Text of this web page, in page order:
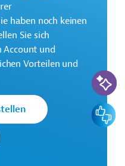
die Finanzielle
(FZ)
im Auftrag der
um. Ziele der
sind die
deutscher
bei ihrem
und die
von Klima- und
sowie
haben noch keinen
Sie sich
Account und
Vorteilen und
KI-